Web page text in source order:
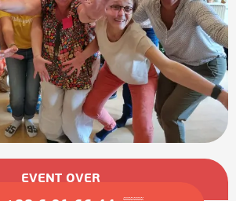
& Kontaktdaten
EVENT OVER